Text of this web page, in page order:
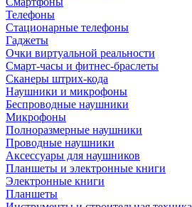
Телефоны
Стационарные телефоны
Гаджеты
Очки виртуальной реальности
Смарт-часы и фитнес-браслеты
Сканеры штрих-кода
Наушники и микрофоны
Беспроводные наушники
Микрофоны
Полноразмерные наушники
Проводные наушники
Аксессуары для наушников
Планшеты и электронные книги
Электронные книги
Планшеты